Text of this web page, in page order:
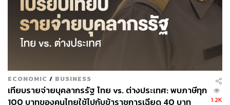
ECONOMIC / BUSINESS
เทียบรายจ่ายบุคลากรรัฐ ไทย vs. ต่างประเทศ: พบภาษีทุก
100 บาทของคนไทยใช้ไปกับข้าราชการเฉียด 40 บาท
1.2K